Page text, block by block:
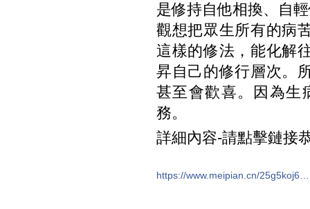
是修持自他相換、自
觀想把眾生所有的病
這樣的修法，能化解
昇自己的修行層次。
甚至會歡喜。因為生
務。
詳細內容-請點擊鏈接
https://www.meipian.cn/25g5koj6…